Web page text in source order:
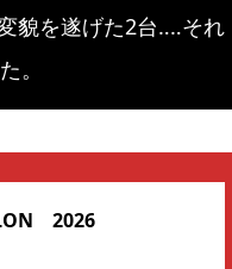
貌を遂げた2台‥‥それ
。
2026